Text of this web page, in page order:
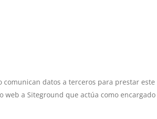
comunican datos a terceros para prestar este
a Siteground que actúa como encargado